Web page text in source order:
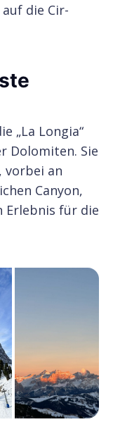
die Cir-
„La Longia“
Dolomiten. Sie
vorbei an
Canyon,
Erlebnis für die